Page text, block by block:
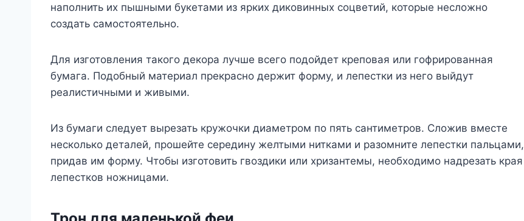
наполнить их пышными букетами из ярких диковинных соцветий, которые несложно
создать самостоятельно.
Для изготовления такого декора лучше всего подойдет креповая или гофрированная
бумага. Подобный материал прекрасно держит форму, и лепестки из него выйдут
реалистичными и живыми.
Из бумаги следует вырезать кружочки диаметром по пять сантиметров. Сложив вместе
несколько деталей, прошейте середину желтыми нитками и разомните лепестки пальцами,
придав им форму. Чтобы изготовить гвоздики или хризантемы, необходимо надрезать края
лепестков ножницами.